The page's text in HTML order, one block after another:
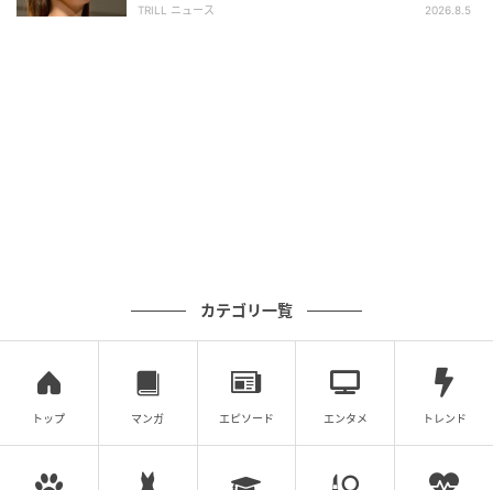
TRILL ニュース 2026.8.5
カテゴリ一覧
トップ マンガ エピソード エンタメ トレンド